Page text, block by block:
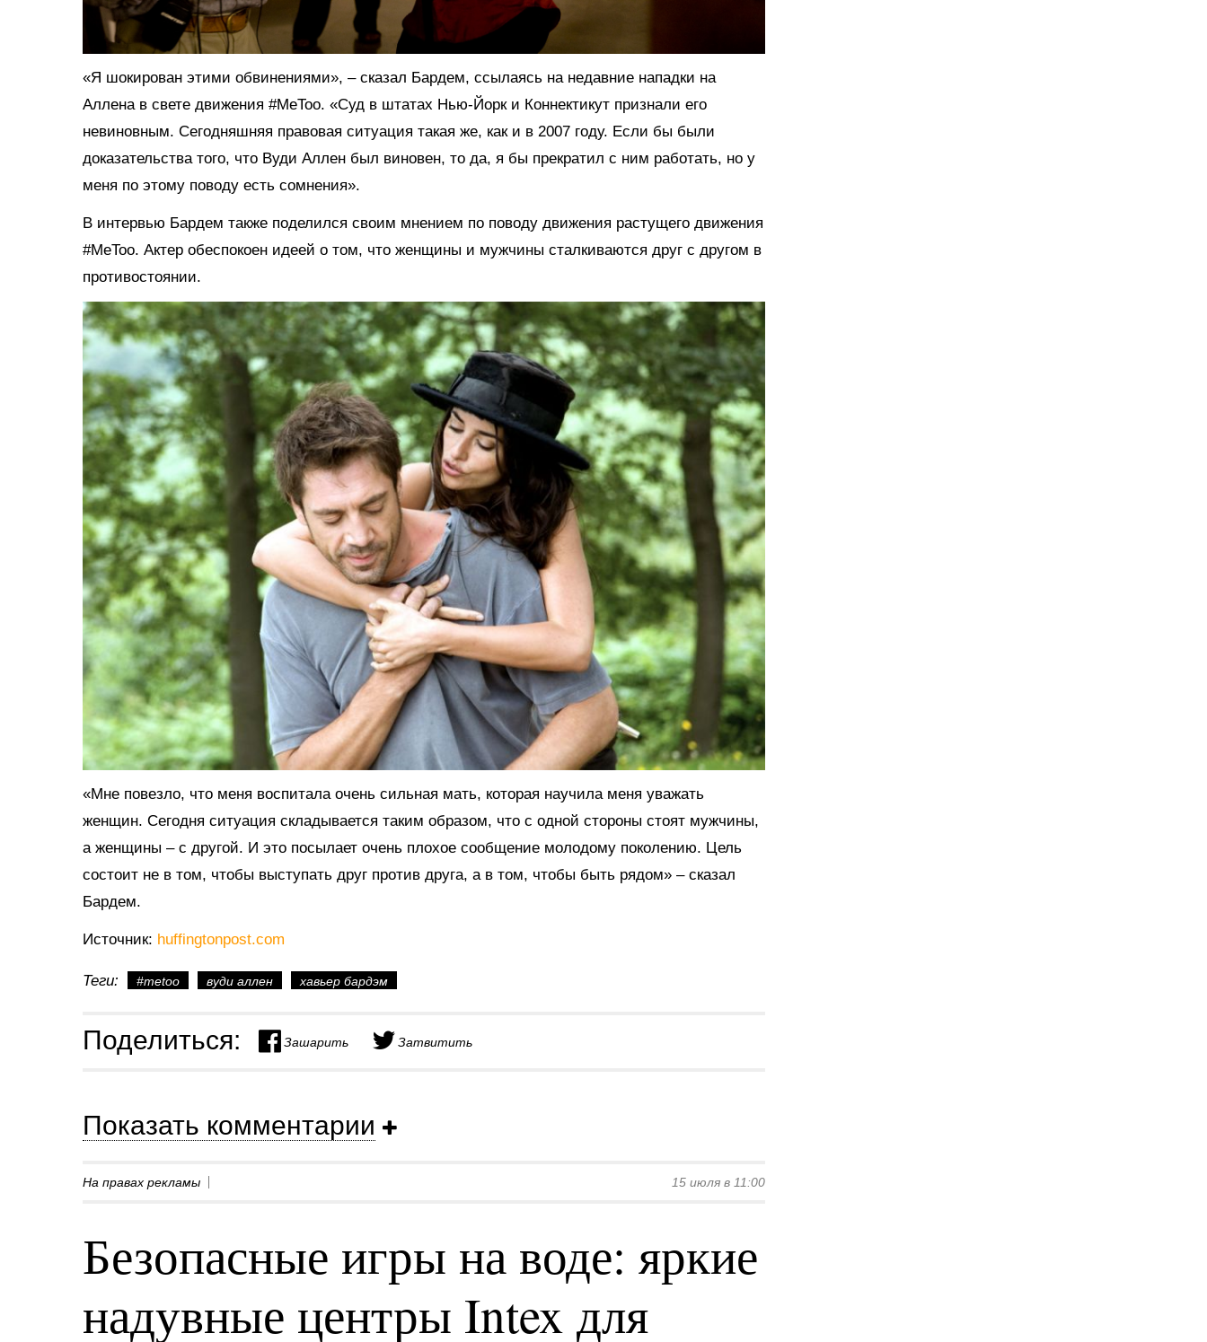
«Я шокирован этими обвинениями», – сказал Бардем, ссылаясь на недавние нападки на
Аллена в свете движения #MeToo. «Суд в штатах Нью-Йорк и Коннектикут признали его
невиновным. Сегодняшняя правовая ситуация такая же, как и в 2007 году. Если бы были
доказательства того, что Вуди Аллен был виновен, то да, я бы прекратил с ним работать, но у
меня по этому поводу есть сомнения».
В интервью Бардем также поделился своим мнением по поводу движения растущего движения
#MeToo. Актер обеспокоен идеей о том, что женщины и мужчины сталкиваются друг с другом в
противостоянии.
«Мне повезло, что меня воспитала очень сильная мать, которая научила меня уважать
женщин. Сегодня ситуация складывается таким образом, что с одной стороны стоят мужчины,
а женщины – с другой. И это посылает очень плохое сообщение молодому поколению. Цель
состоит не в том, чтобы выступать друг против друга, а в том, чтобы быть рядом» – сказал
Бардем.
Источник: huffingtonpost.com
Теги: #metoo вуди аллен хавьер бардэм
Поделиться: Зашарить Затвитить
Показать комментарии
На правах рекламы 15 июля в 11:00
Безопасные игры на воде: яркие
надувные центры Intex для